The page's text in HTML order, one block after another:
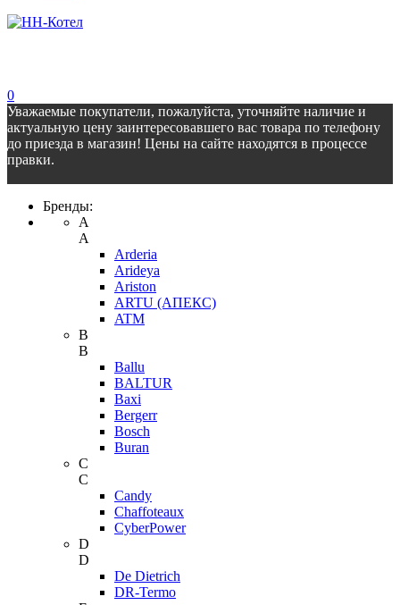
0
Уважаемые покупатели, пожалуйста, уточняйте наличие и
актуальную цену заинтересовавшего вас товара по телефону
до приезда в магазин! Цены на сайте находятся в процессе
правки.
Бренды:
A
A
Arderia
Arideya
Ariston
ARTU (АПЕКС)
ATM
B
B
Ballu
BALTUR
Baxi
Bergerr
Bosch
Buran
C
C
Candy
Chaffoteaux
CyberPower
D
D
De Dietrich
DR-Termo